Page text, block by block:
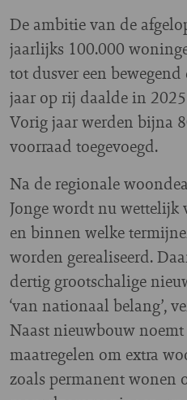
De ambitie van de
jaarlijks 100.000
tot dusver een
jaar op rij daalde in
Vorig jaar werden bijna
voorraad toegevoegd.
Na de regionale
Jonge wordt nu wettelijk
en binnen welke
worden gerealiseerd.
dertig grootschalige
‘van nationaal belang’,
Naast nieuwbouw
maatregelen om extra
zoals permanent wonen